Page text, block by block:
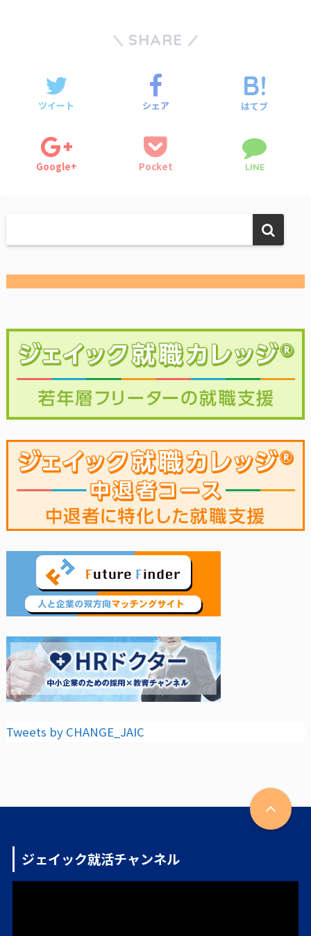
SHARE
ツイート シェア はてブ
Google+ Pocket LINE
Tweets by CHANGE_JAIC
ジェイック就活チャンネル